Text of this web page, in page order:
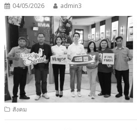
04/05/2026 admin3
สังคม